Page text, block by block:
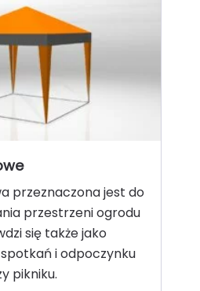
przeznaczona jest do
przestrzeni ogrodu
się także jako
i odpoczynku
pikniku.